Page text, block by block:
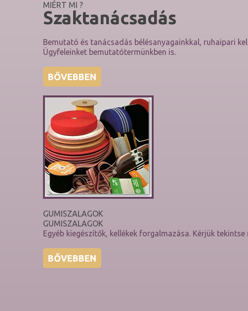
MIÉRT MI ?
Szaktanácsadás
Bemutató és tanácsadás bélésanyagainkkal, ruhaipari
Ügyfeleinket bemutatótermünkben is.
BŐVEBBEN
GUMISZALAGOK
GUMISZALAGOK
Egyéb kiegészítők, kellékek forgalmazása. Kérjük
BŐVEBBEN